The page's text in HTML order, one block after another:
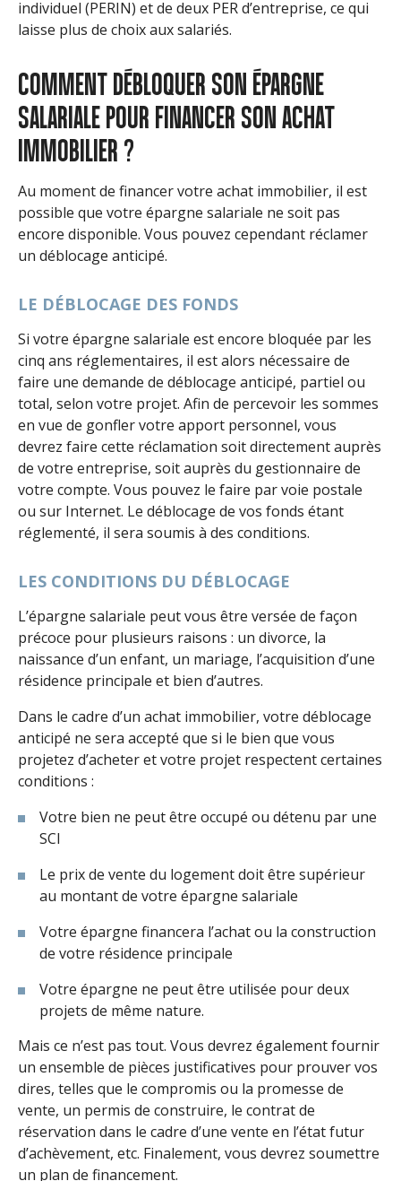
individuel (PERIN) et de deux PER d’entreprise, ce qui
laisse plus de choix aux salariés.
COMMENT DÉBLOQUER SON ÉPARGNE
SALARIALE POUR FINANCER SON ACHAT
IMMOBILIER ?
Au moment de financer votre achat immobilier, il est
possible que votre épargne salariale ne soit pas
encore disponible. Vous pouvez cependant réclamer
un déblocage anticipé.
LE DÉBLOCAGE DES FONDS
Si votre épargne salariale est encore bloquée par les
cinq ans réglementaires, il est alors nécessaire de
faire une demande de déblocage anticipé, partiel ou
total, selon votre projet. Afin de percevoir les sommes
en vue de gonfler votre apport personnel, vous
devrez faire cette réclamation soit directement auprès
de votre entreprise, soit auprès du gestionnaire de
votre compte. Vous pouvez le faire par voie postale
ou sur Internet. Le déblocage de vos fonds étant
réglementé, il sera soumis à des conditions.
LES CONDITIONS DU DÉBLOCAGE
L’épargne salariale peut vous être versée de façon
précoce pour plusieurs raisons : un divorce, la
naissance d’un enfant, un mariage, l’acquisition d’une
résidence principale et bien d’autres.
Dans le cadre d’un achat immobilier, votre déblocage
anticipé ne sera accepté que si le bien que vous
projetez d’acheter et votre projet respectent certaines
conditions :
Votre bien ne peut être occupé ou détenu par une
SCI
Le prix de vente du logement doit être supérieur
au montant de votre épargne salariale
Votre épargne financera l’achat ou la construction
de votre résidence principale
Votre épargne ne peut être utilisée pour deux
projets de même nature.
Mais ce n’est pas tout. Vous devrez également fournir
un ensemble de pièces justificatives pour prouver vos
dires, telles que le compromis ou la promesse de
vente, un permis de construire, le contrat de
réservation dans le cadre d’une vente en l’état futur
d’achèvement, etc. Finalement, vous devrez soumettre
un plan de financement.